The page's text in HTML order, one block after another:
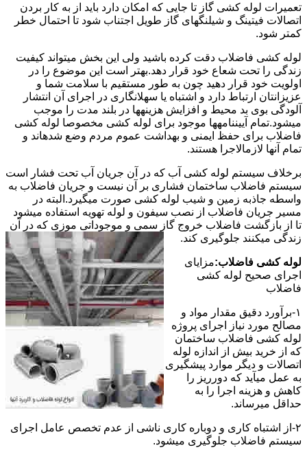
تعمیرات لوله کشی گاز تا جایی که امکان دارد باید از به کار بردن
اتصالات فیتینگ و شیلنگهای گاز طویل اجتناب شود تا احتمال خطر
کمتر شود.
لوله کشی فاضلاب دقت کرده باشید ولی این بخش میتواند کیفیت
زندگی را تحت شعاع خود قرار دهد.بهتر است این موضوع را در
اولویت خود قرار دهید چون به طور مستقیم با سلامت شما و
عزیزانتان ارتباط دارد و اشتباه یا سهلانگاری در اجرای آن انتشار
آلودگی بوی بد محیط و افزایش هزینهها در بلند مدت را موجب
میشود.تمام آییننامهها موجود برای لوله کشی مخصوصا لوله کشی
فاضلاب برای حفظ ایمنی و بهداشت عموم مردم وضع شدهاند و
تمام آنها لازمالاجرا هستند.
برخلاف سیستم لوله کشی آب که در آن جریان آب تحت فشار است
سیستم فاضلاب ساختمان فشاری بر آن نیست و جریان فاضلاب به
واسطه جاذبه زمین و شیب لوله کشی صورت میگیرد.البته در
مسیر جریان فاضلاب از نصب سیفون و لوله تهویه استفاده میشود
تا از بازگشت فاضلاب خروج گاز سمی و موجوداتی موزی که در آن
زندگی میکنند جلوگیری کند.
لوله کشی فاضلاب:مزایای
اجرای صحیح لوله کشی
فاضلاب
۱-برآورد دقیق مقدار مواد و
مصالح مورد نیاز اجرای پروژه
لوله کشی فاضلاب ساختمان
که از خرید بیش از اندازه لوله
اتصالات و دیگر موارد پیشگیری
به عمل میآید که دورریز را
کاهش و هزینه اجرا را به
حداقل میرساند.
۲-از اشتباه کاری و دوباره کاری ناشی از عدم تخصص عامل اجرای
سیستم فاضلاب جلوگیری میشود.